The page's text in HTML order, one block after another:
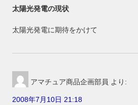
太陽光発電の現状
太陽光発電に期待をかけて
アマチュア商品企画部員 より:
2008年7月10日 21:18